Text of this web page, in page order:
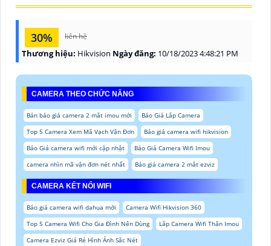
30% liên hệ
Thương hiệu: Hikvision Ngày đăng: 10/18/2023 4:48:21 PM
CAMERA THEO CHỨC NĂNG
Bản báo giá camera 2 mắt imou mới
Báo Giá Lắp Camera
Top 5 Camera Xem Mã Vạch Vận Đơn
Báo giá camera wifi hikvision
Báo Giá camera wifi mới cập nhật
Báo Giá Camera Wifi Imou
camera nhìn mã vận đơn nét nhất
Báo giá camera 2 mắt ezviz
CAMERA KẾT NỐI WIFI
Báo giá camera wifi dahua mới
Camera Wifi Hikvision 360
Top 5 Camera Wifi Cho Gia Đình Nên Dùng
Lắp Camera Wifi Thân Imou
Camera Ezviz Giá Rẻ Hình Ảnh Sắc Nét